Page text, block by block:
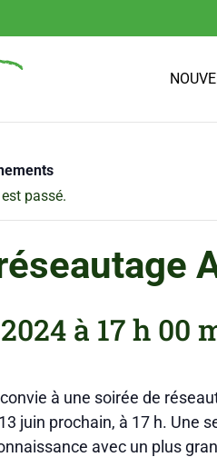
passé.
à 17 h 00
convie à une soirée de
juin prochain, à 17 h. Une
avec un plus